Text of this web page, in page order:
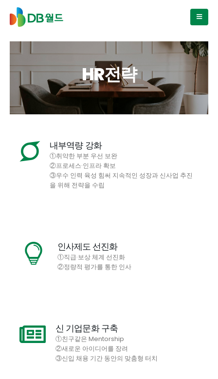
HR전략
내부역량 강화
①취약한 부분 우선 보완
②프로세스·인프라 확보
③우수 인력 육성 힘써 지속적인 성장과 신사업 추진
을 위해 전략을 수립
인사제도 선진화
①직급·보상 체계 선진화
②정량적 평가를 통한 인사
신 기업문화 구축
①친구같은 Mentorship
②새로운 아이디어를 장려
③신입 채용 기간 동안의 맞춤형 터치